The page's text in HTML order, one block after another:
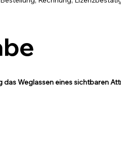
Weglassen eines sichtbaren